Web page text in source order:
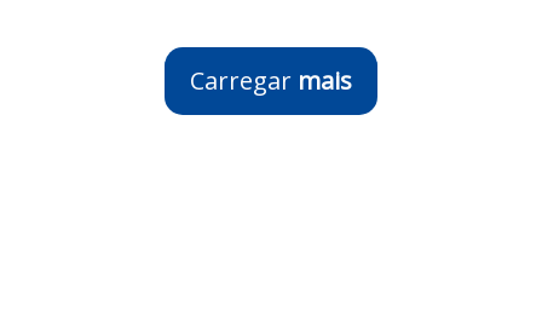
Carregar mais